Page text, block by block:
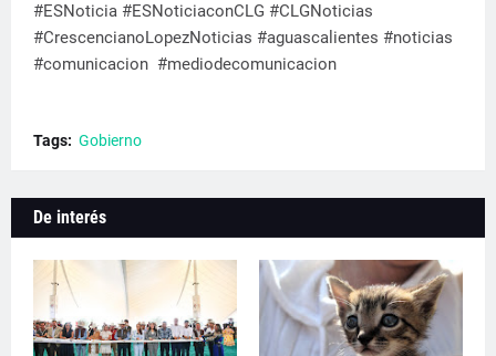
#ESNoticia #ESNoticiaconCLG #CLGNoticias
#CrescencianoLopezNoticias #aguascalientes #noticias
#comunicacion #mediodecomunicacion
Tags: Gobierno
De interés